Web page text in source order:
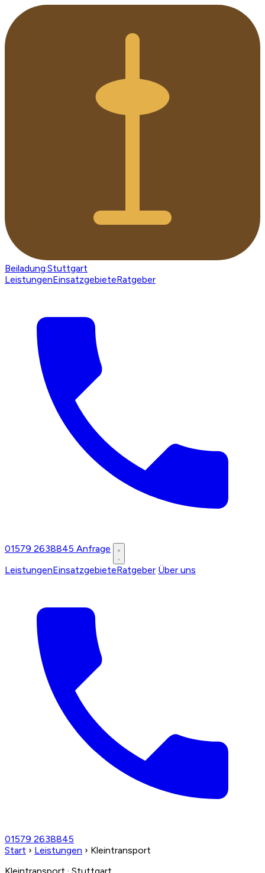
Beiladung·Stuttgart
LeistungenEinsatzgebieteRatgeber
01579 2638845 Anfrage
LeistungenEinsatzgebieteRatgeber Über uns
01579 2638845
Start › Leistungen › Kleintransport